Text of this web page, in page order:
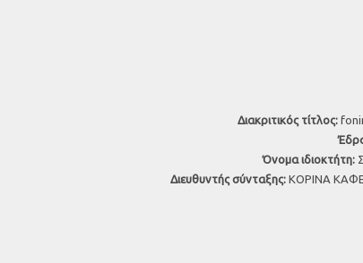
Διακριτικός τίτλος:
Όνομα ιδιοκτήτη:
Διευθυντής σύνταξης: ΚΟΡΙΝΑ